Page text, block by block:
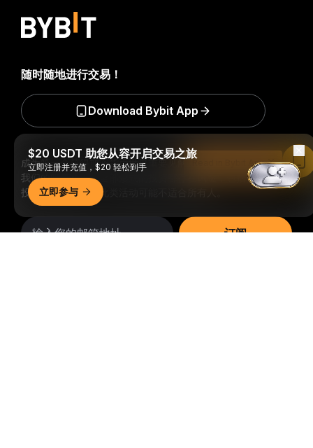
成为第一个获得加密货币世界重要见解和分析的人：立即申购
我们的时事通讯。
全部形式的投资都存在风险，包括损失所有
投资金额的风险。此类活动可能不适合所有人。
订阅
随时随地进行交易！
Download Bybit App
$20 USDT 助您从容开启交易之旅
立即注册并充值，$20 轻松到手
立即参与
Read in Bybit App